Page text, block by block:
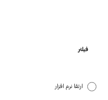
فیلتر
ارتقا نرم افزار